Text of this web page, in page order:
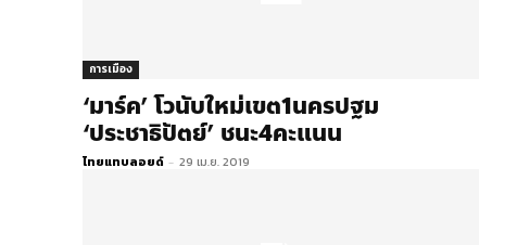
การเมือง
‘มาร์ค’ โวนับใหม่เขต1นครปฐม
‘ประชาธิปัตย์’ ชนะ4คะแนน
ไทยแทบลอยด์ - 29 เม.ย. 2019